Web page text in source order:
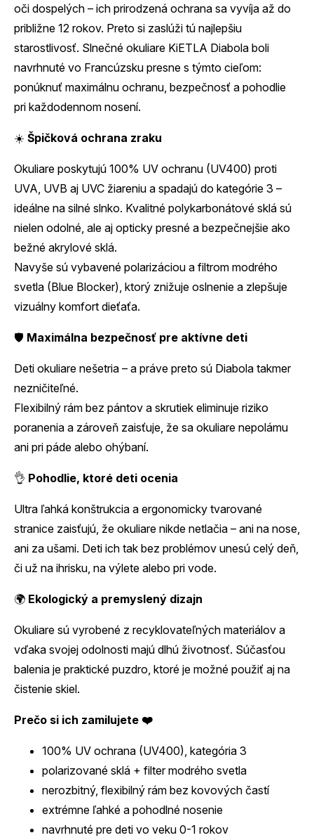
oči dospelých – ich prirodzená ochrana sa vyvíja až do
približne 12 rokov. Preto si zaslúži tú najlepšiu
starostlivosť. Slnečné okuliare KiETLA Diabola boli
navrhnuté vo Francúzsku presne s týmto cieľom:
ponúknuť maximálnu ochranu, bezpečnosť a pohodlie
pri každodennom nosení.
☀️ Špičková ochrana zraku
Okuliare poskytujú 100% UV ochranu (UV400) proti
UVA, UVB aj UVC žiareniu a spadajú do kategórie 3 –
ideálne na silné slnko. Kvalitné polykarbonátové sklá sú
nielen odolné, ale aj opticky presné a bezpečnejšie ako
bežné akrylové sklá.
Navyše sú vybavené polarizáciou a filtrom modrého
svetla (Blue Blocker), ktorý znižuje oslnenie a zlepšuje
vizuálny komfort dieťaťa.
🛡️ Maximálna bezpečnosť pre aktívne deti
Deti okuliare nešetria – a práve preto sú Diabola takmer
nezničiteľné.
Flexibilný rám bez pántov a skrutiek eliminuje riziko
poranenia a zároveň zaisťuje, že sa okuliare nepolámu
ani pri páde alebo ohýbaní.
👌 Pohodlie, ktoré deti ocenia
Ultra ľahká konštrukcia a ergonomicky tvarované
stranice zaisťujú, že okuliare nikde netlačia – ani na nose,
ani za ušami. Deti ich tak bez problémov unesú celý deň,
či už na ihrisku, na výlete alebo pri vode.
🌍 Ekologický a premyslený dizajn
Okuliare sú vyrobené z recyklovateľných materiálov a
vďaka svojej odolnosti majú dlhú životnosť. Súčasťou
balenia je praktické puzdro, ktoré je možné použiť aj na
čistenie skiel.
Prečo si ich zamilujete ❤️
100% UV ochrana (UV400), kategória 3
polarizované sklá + filter modrého svetla
nerozbitný, flexibilný rám bez kovových častí
extrémne ľahké a pohodlné nosenie
navrhnuté pre deti vo veku 0-1 rokov